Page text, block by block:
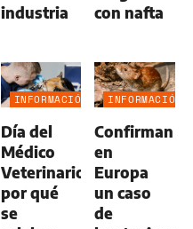
industria
con nafta
INFORMACIÓN
Día del
Médico
Veterinario:
por qué
se
INFORMACIÓN
Confirman
en
Europa
un caso
de